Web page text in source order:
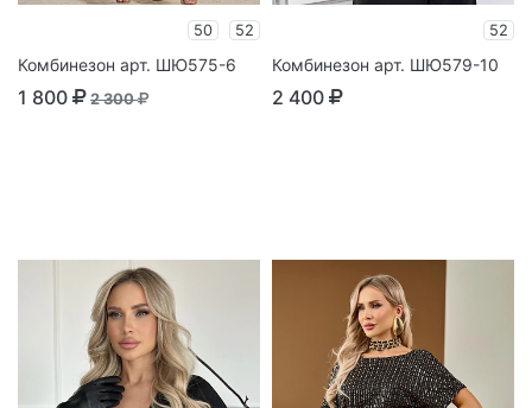
50 52
Комбинезон арт. ШЮ575-6
1 800 2 300
52
Комбинезон арт. ШЮ579-10
2 400